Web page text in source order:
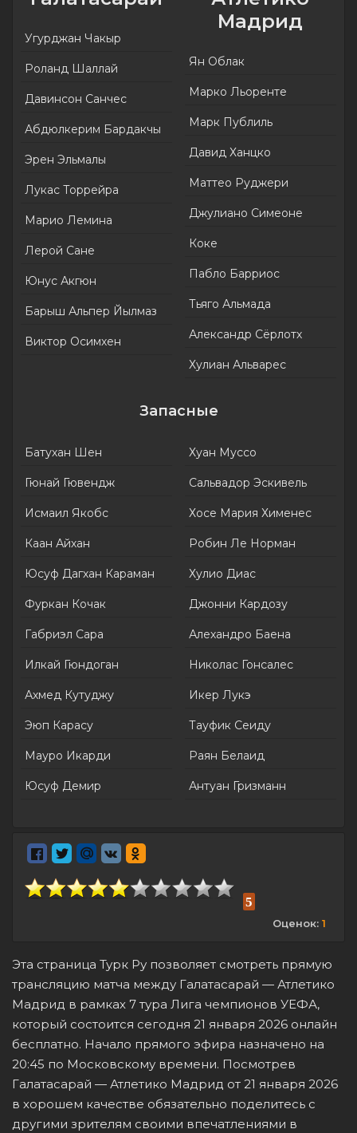
Эта страница Турк Ру позволяет смотреть прямую
трансляцию матча между Галатасарай — Атлетико
Мадрид в рамках 7 тура Лига чемпионов УЕФА,
который состоится сегодня 21 января 2026 онлайн
бесплатно. Начало прямого эфира назначено на
20:45 по Московскому времени. Посмотрев
Галатасарай — Атлетико Мадрид от 21 января 2026
в хорошем качестве обязательно поделитесь с
другими зрителям своими впечатлениями в
Угурджан Чакыр
Роланд Шаллай
Давинсон Санчес
Абдюлкерим Бардакчы
Эрен Эльмалы
Лукас Торрейра
Марио Лемина
Лерой Сане
Юнус Акгюн
Барыш Альпер Йылмаз
Виктор Осимхен
Мадрид
Ян Облак
Марко Льоренте
Марк Публиль
Давид Ханцко
Маттео Руджери
Джулиано Симеоне
Коке
Пабло Барриос
Тьяго Альмада
Александр Сёрлотх
Хулиан Альварес
Запасные
Батухан Шен
Гюнай Гювендж
Исмаил Якобс
Каан Айхан
Юсуф Дагхан Караман
Фуркан Кочак
Габриэл Сара
Илкай Гюндоган
Ахмед Кутуджу
Эюп Карасу
Мауро Икарди
Юсуф Демир
Хуан Муссо
Сальвадор Эскивель
Хосе Мария Хименес
Робин Ле Норман
Хулио Диас
Джонни Кардозу
Алехандро Баена
Николас Гонсалес
Икер Лукэ
Тауфик Сеиду
Раян Белаид
Антуан Гризманн
5
Оценок: 1